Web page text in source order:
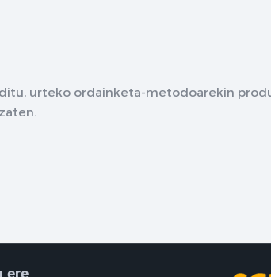
urteko ordainketa-metodoarekin